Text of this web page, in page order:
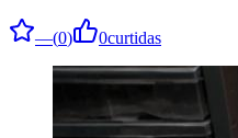
—(0) 0curtidas